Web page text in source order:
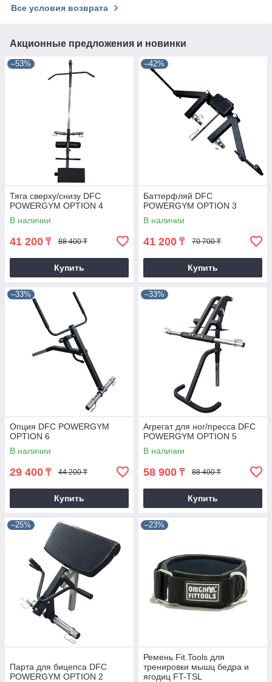
Все условия возврата
Акционные предложения и новинки
–53%
Тяга сверху/снизу DFC
POWERGYM OPTION 4
В наличии
41 200 ₸ 88 400 ₸
Купить
–42%
Баттерфляй DFC
POWERGYM OPTION 3
В наличии
41 200 ₸ 70 700 ₸
Купить
–33%
Опция DFC POWERGYM
OPTION 6
В наличии
29 400 ₸ 44 200 ₸
Купить
–33%
Агрегат для ног/пресса DFC
POWERGYM OPTION 5
В наличии
58 900 ₸ 88 400 ₸
Купить
–25%
Парта для бицепса DFC
POWERGYM OPTION 2
–23%
Ремень Fit.Tools для
тренировки мышц бедра и
ягодиц FT-TSL